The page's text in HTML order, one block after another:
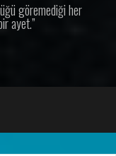
göremediği her
ayet.”